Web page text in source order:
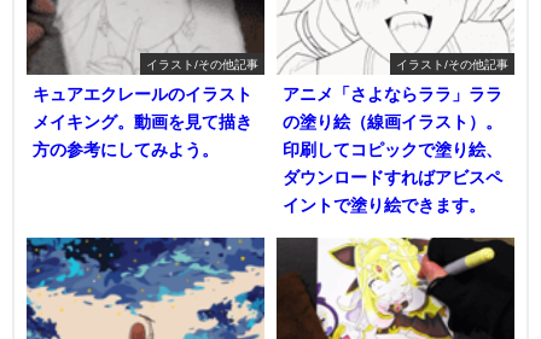
イラスト/その他記事
キュアエクレールのイラスト
メイキング。動画を見て描き
方の参考にしてみよう。
イラスト/その他記事
アニメ「さよならララ」ララ
の塗り絵（線画イラスト）。
印刷してコピックで塗り絵、
ダウンロードすればアビスペ
イントで塗り絵できます。